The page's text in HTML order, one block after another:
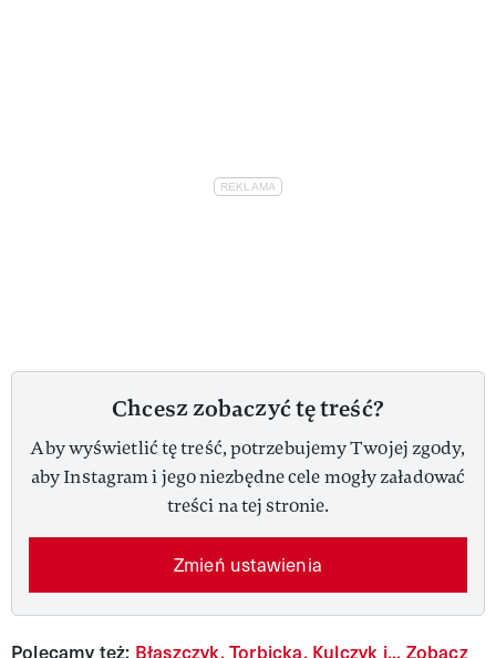
Chcesz zobaczyć tę treść?
Aby wyświetlić tę treść, potrzebujemy Twojej zgody,
aby Instagram i jego niezbędne cele mogły załadować
treści na tej stronie.
Zmień ustawienia
Polecamy też: Błaszczyk, Torbicka, Kulczyk i... Zobacz